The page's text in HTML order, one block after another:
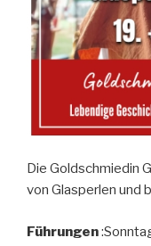
Die Goldschmiedin
von Glasperlen und
Führungen